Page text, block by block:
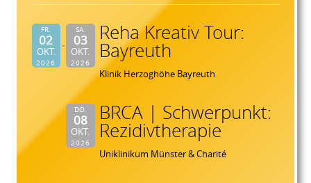
FR.
02
OKT.
2026
SA.
03
OKT.
2026
Reha Kreativ Tour:
Bayreuth
Klinik Herzoghöhe Bayreuth
DO.
08
OKT.
2026
BRCA | Schwerpunkt:
Rezidivtherapie
Uniklinikum Münster & Charité